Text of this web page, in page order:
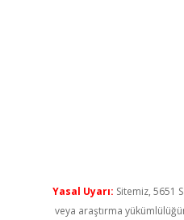
Yasal Uyarı: Sitemiz, 5651
veya araştırma